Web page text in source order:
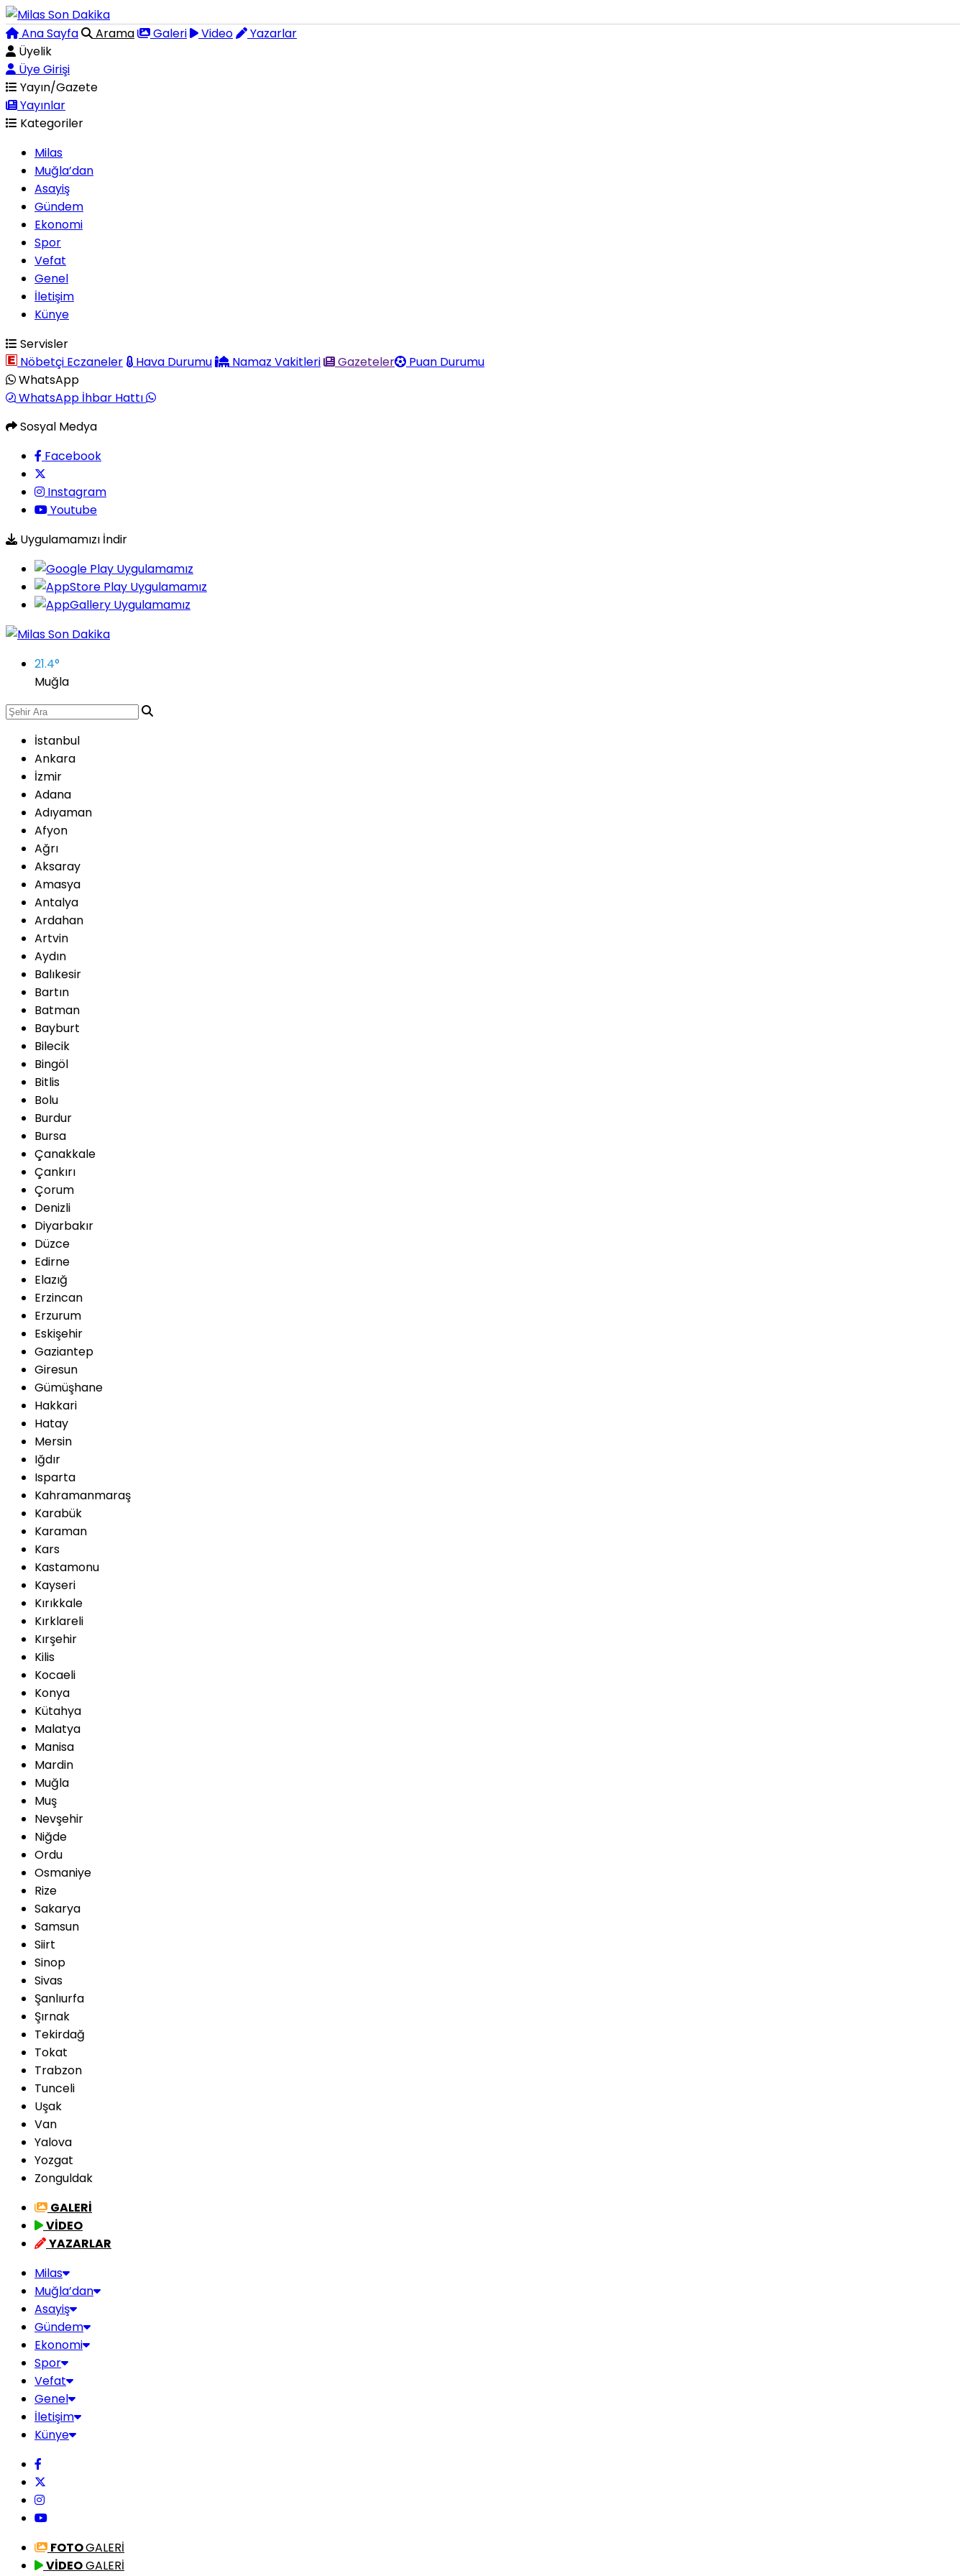
Ana Sayfa Arama Galeri Video
Yazarlar
Üyelik
Üye Girişi
Yayın/Gazete
Yayınlar
Kategoriler
Milas
Muğla’dan
Asayiş
Gündem
Ekonomi
Spor
Vefat
Genel
İletişim
Künye
Servisler
Nöbetçi Eczaneler
Hava Durumu Namaz Vakitleri Gazeteler
Puan Durumu
WhatsApp
WhatsApp İhbar Hattı
Sosyal Medya
Facebook
Instagram
Youtube
Uygulamamızı İndir
21.4°
Muğla
İstanbul
Ankara
İzmir
Adana
Adıyaman
Afyon
Ağrı
Aksaray
Amasya
Antalya
Ardahan
Artvin
Aydın
Balıkesir
Bartın
Batman
Bayburt
Bilecik
Bingöl
Bitlis
Bolu
Burdur
Bursa
Çanakkale
Çankırı
Çorum
Denizli
Diyarbakır
Düzce
Edirne
Elazığ
Erzincan
Erzurum
Eskişehir
Gaziantep
Giresun
Gümüşhane
Hakkari
Hatay
Mersin
Iğdır
Isparta
Kahramanmaraş
Karabük
Karaman
Kars
Kastamonu
Kayseri
Kırıkkale
Kırklareli
Kırşehir
Kilis
Kocaeli
Konya
Kütahya
Malatya
Manisa
Mardin
Muğla
Muş
Nevşehir
Niğde
Ordu
Osmaniye
Rize
Sakarya
Samsun
Siirt
Sinop
Sivas
Şanlıurfa
Şırnak
Tekirdağ
Tokat
Trabzon
Tunceli
Uşak
Van
Yalova
Yozgat
Zonguldak
GALERİ
VİDEO
YAZARLAR
Milas
Muğla’dan
Asayiş
Gündem
Ekonomi
Spor
Vefat
Genel
İletişim
Künye
FOTOGALERİ
VİDEOGALERİ